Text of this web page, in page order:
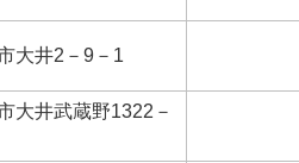
大井2－9－1
大井武蔵野1322－